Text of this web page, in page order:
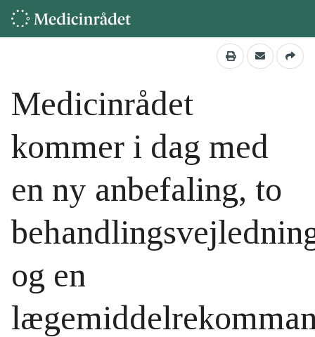
Medicinrådet
kommer i dag med
en ny anbefaling, to
og en